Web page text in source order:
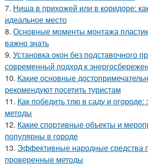
7. Ниша в прихожей или в коридоре:
идеальное место
8. Основные моменты монтажа
важно знать
9. Установка окон без подставочного
современный подход к
10. Какие основные
рекомендуют посетить туристам
11. Как победить тлю в саду и
методы
12. Какие спортивные объекты и
популярны в городе
13. Эффективные народные средства
проверенные методы